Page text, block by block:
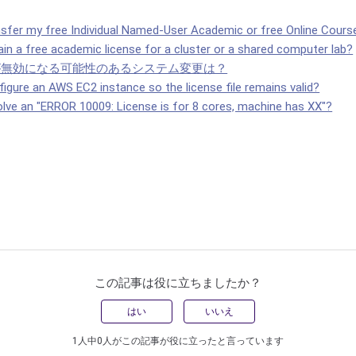
my free Individual Named-User Academic or free Online
a free academic license for a cluster or a shared computer lab?
効になる可能性のあるシステム変更は？
an AWS EC2 instance so the license file remains valid?
an "ERROR 10009: License is for 8 cores, machine has XX"?
この記事は役に立ちましたか？
はい いいえ
1人中0人がこの記事が役に立ったと言っています